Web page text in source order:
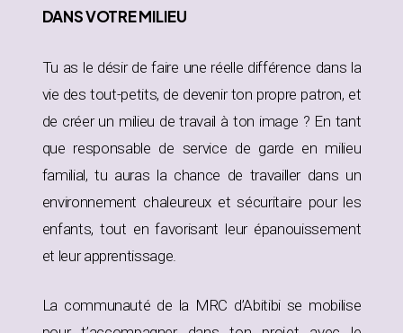
DANSVOTRE MILIEU
Tu as le désir de faire une réelle différence dans la
vie des tout-petits, de devenir ton propre patron, et
de créer un milieu de travail à ton image ? En tant
que responsable de service de garde en milieu
familial, tu auras la chance de travailler dans un
environnement chaleureux et sécuritaire pour les
enfants, tout en favorisant leur épanouissement
et leur apprentissage.
La communauté de la MRC d’Abitibi se mobilise